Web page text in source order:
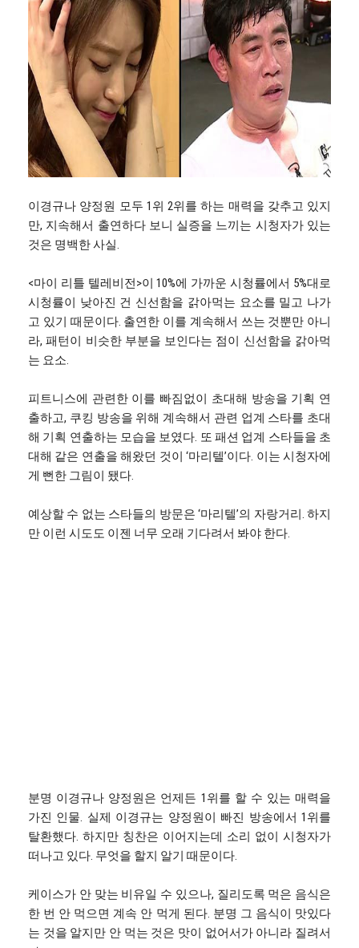
이경규나 양정원 모두 1위 2위를 하는 매력을 갖추고 있지
만, 지속해서 출연하다 보니 실증을 느끼는 시청자가 있는
것은 명백한 사실.
<마이 리틀 텔레비전>이 10%에 가까운 시청률에서 5%대로
시청률이 낮아진 건 신선함을 갉아먹는 요소를 밀고 나가
고 있기 때문이다. 출연한 이를 계속해서 쓰는 것뿐만 아니
라, 패턴이 비슷한 부분을 보인다는 점이 신선함을 갉아먹
는 요소.
피트니스에 관련한 이를 빠짐없이 초대해 방송을 기획 연
출하고, 쿠킹 방송을 위해 계속해서 관련 업계 스타를 초대
해 기획 연출하는 모습을 보였다. 또 패션 업계 스타들을 초
대해 같은 연출을 해왔던 것이 ‘마리텔’이다. 이는 시청자에
게 뻔한 그림이 됐다.
예상할 수 없는 스타들의 방문은 ‘마리텔’의 자랑거리. 하지
만 이런 시도도 이젠 너무 오래 기다려서 봐야 한다.
분명 이경규나 양정원은 언제든 1위를 할 수 있는 매력을
가진 인물. 실제 이경규는 양정원이 빠진 방송에서 1위를
탈환했다. 하지만 칭찬은 이어지는데 소리 없이 시청자가
떠나고 있다. 무엇을 할지 알기 때문이다.
케이스가 안 맞는 비유일 수 있으나, 질리도록 먹은 음식은
한 번 안 먹으면 계속 안 먹게 된다. 분명 그 음식이 맛있다
는 것을 알지만 안 먹는 것은 맛이 없어서가 아니라 질려서